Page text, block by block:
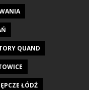
QUAND
ŁÓDŹ